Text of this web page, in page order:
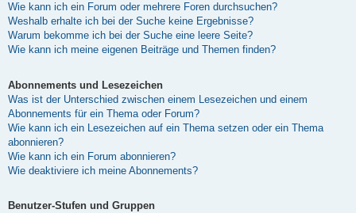
Wie kann ich ein Forum oder mehrere Foren durchsuchen?
Weshalb erhalte ich bei der Suche keine Ergebnisse?
Warum bekomme ich bei der Suche eine leere Seite?
Wie kann ich meine eigenen Beiträge und Themen finden?
Abonnements und Lesezeichen
Was ist der Unterschied zwischen einem Lesezeichen und einem
Abonnements für ein Thema oder Forum?
Wie kann ich ein Lesezeichen auf ein Thema setzen oder ein Thema
abonnieren?
Wie kann ich ein Forum abonnieren?
Wie deaktiviere ich meine Abonnements?
Benutzer-Stufen und Gruppen